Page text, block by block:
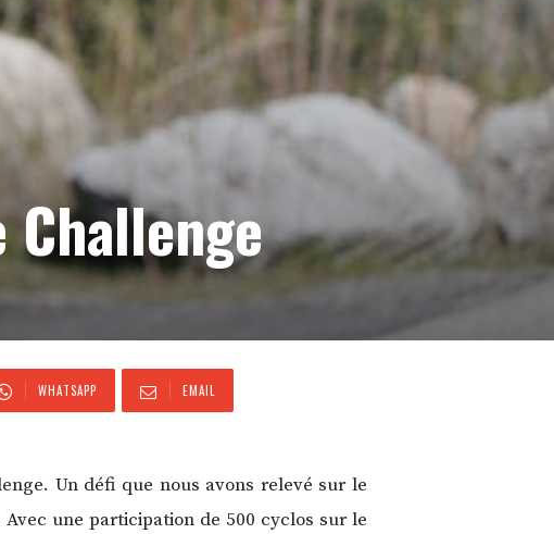
WHATSAPP EMAIL
Un défi que nous avons relevé sur le
une participation de 500 cyclos sur le